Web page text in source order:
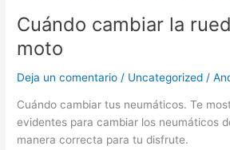
Cuándo cambiar la
moto
Deja un comentario / Uncategorized /
Cuándo cambiar tus neumáticos. Te
evidentes para cambiar los neumáticos
manera correcta para tu disfrute.